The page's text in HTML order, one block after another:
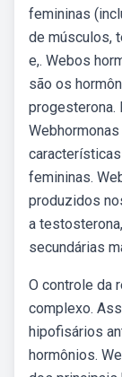
femininas
de músculos,
e,. Webos
são os
progesterona.
femininas.
produzidos
a
secundárias
O controle da
complexo.
hipofisários
hormônios.